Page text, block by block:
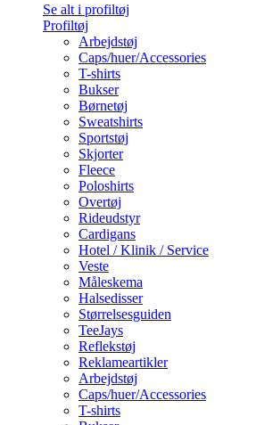
Se alt i profiltøj
Profiltøj
Arbejdstøj
Caps/huer/Accessories
T-shirts
Bukser
Børnetøj
Sweatshirts
Sportstøj
Skjorter
Fleece
Poloshirts
Overtøj
Rideudstyr
Cardigans
Hotel / Klinik / Service
Veste
Måleskema
Halsedisser
Størrelsesguiden
TeeJays
Reflekstøj
Reklameartikler
Arbejdstøj
Caps/huer/Accessories
T-shirts